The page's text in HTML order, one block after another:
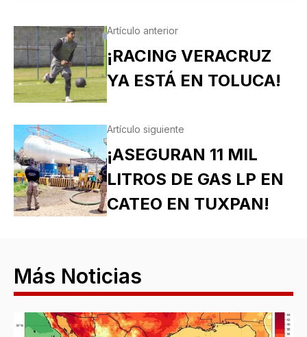
Artículo anterior
¡RACING VERACRUZ
YA ESTÁ EN TOLUCA!
Artículo siguiente
¡ASEGURAN 11 MIL
LITROS DE GAS LP EN
CATEO EN TUXPAN!
Más Noticias